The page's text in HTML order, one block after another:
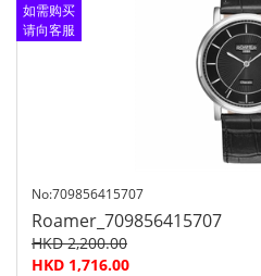
如需购买
请向客服
No:709856415707
Roamer_709856415707
HKD 2,200.00
HKD 1,716.00